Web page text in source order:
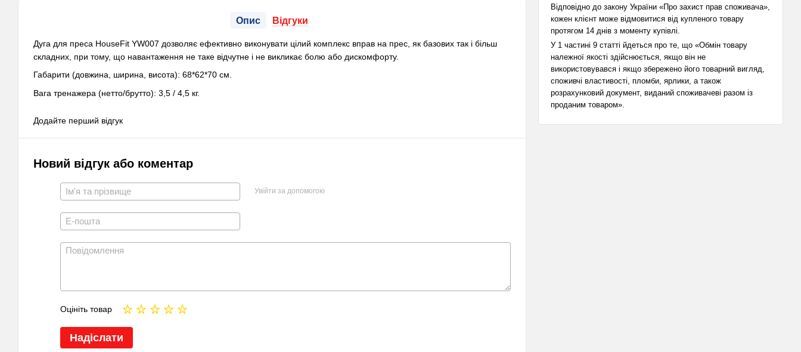
Опис Відгуки
Дуга для преса HouseFit YW007 дозволяє ефективно виконувати цілий комплекс вправ на прес, як базових так і більш
складних, при тому, що навантаження не таке відчутне і не викликає болю або дискомфорту.
Габарити (довжина, ширина, висота): 68*62*70 см.
Вага тренажера (нетто/брутто): 3,5 / 4,5 кг.
Додайте перший відгук
Новий відгук або коментар
Увійти за допомогою
Оцініть товар
Надіслати
Відповідно до закону України «Про захист прав споживача»,
кожен клієнт може відмовитися від купленого товару
протягом 14 днів з моменту купівлі.
У 1 частині 9 статті йдеться про те, що «Обмін товару
належної якості здійснюється, якщо він не
використовувався і якщо збережено його товарний вигляд,
споживчі властивості, пломби, ярлики, а також
розрахунковий документ, виданий споживачеві разом із
проданим товаром».